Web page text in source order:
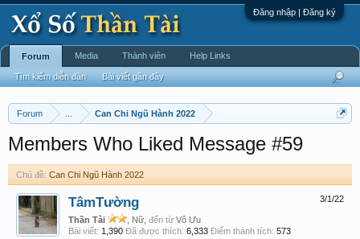
Đăng nhập | Đăng ký
Forum Can Chi Ngũ Hành 2022
Members Who Liked Message #59
Chủ đề: Can Chi Ngũ Hành 2022
3/1/22
TâmTường
Thần Tài , Nữ, đến từ Vô Ưu
Bài viết: 1,390 Đã được thích: 6,333 Điểm thành tích: 573
Forum
Tìm kiếm diễn đàn Bài viết gần đây
Media Thành viên Help Links